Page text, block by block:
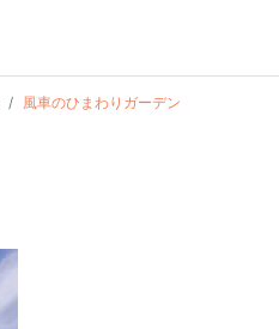
風車のひまわりガーデン